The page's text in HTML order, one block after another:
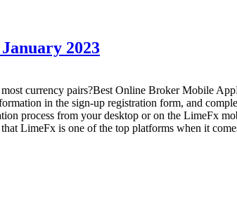
2023
currency pairs?Best Online Broker Mobile
in the sign-up registration form, and
process from your desktop or on the LimeFx
LimeFx is one of the top platforms when it